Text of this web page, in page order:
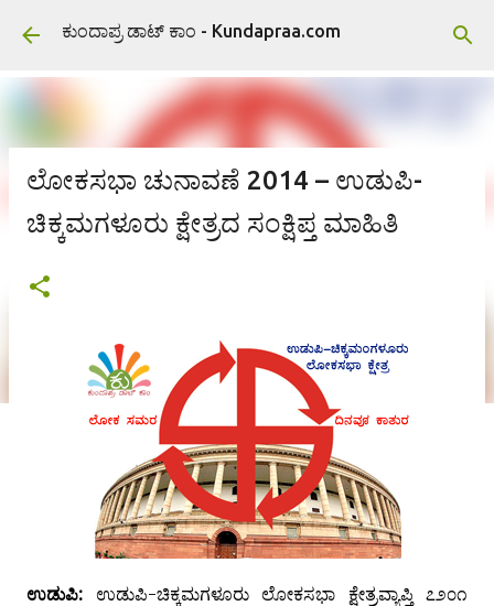
ವಿಷಯಕ್ಕೆ ಹೋಗಿ
ಕುಂದಾಪ್ರ ಡಾಟ್ ಕಾಂ - Kundapraa.com
ಲೋಕಸಭಾ ಚುನಾವಣೆ 2014 – ಉಡುಪಿ-
ಚಿಕ್ಕಮಗಳೂರು ಕ್ಷೇತ್ರದ ಸಂಕ್ಷಿಪ್ತ ಮಾಹಿತಿ
ಉಡುಪಿ: ಉಡುಪಿ-ಚಿಕ್ಕಮಗಳೂರು ಲೋಕಸಭಾ ಕ್ಷೇತ್ರವ್ಯಾಪ್ತಿ ೭೨೦೧